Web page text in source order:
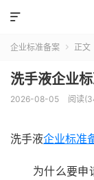

企业标准备案  正文
洗手液企业
2026-08-05 阅读
洗手液企业标准
为什么要申